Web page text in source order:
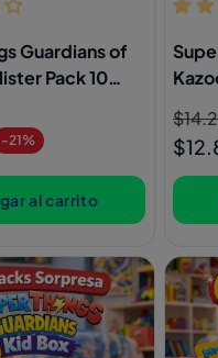
modal
Guardians of
Pack 10
-21%
al carrito
de